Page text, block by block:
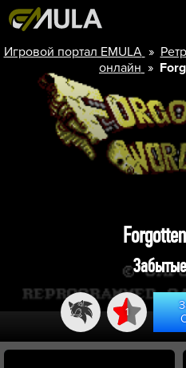
Игровой портал EMULA »
онлайн »
1